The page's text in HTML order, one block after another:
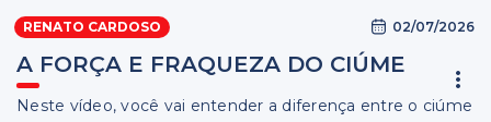
RENATO CARDOSO 02/07/2026
A FORÇA E FRAQUEZA DO CIÚME
Neste vídeo, você vai entender a diferença entre o ciúme